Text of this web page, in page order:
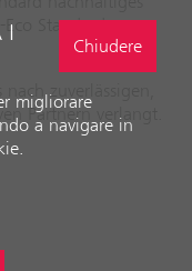
Eco Standard
zuverlässigen,
Partnern verlangt.
Chiudere
I
migliorare
a navigare in